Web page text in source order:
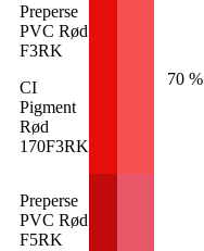
Preperse
PVC Rød
F3RK
CI
Pigment
Rød
170F3RK
70 %
Preperse
PVC Rød
F5RK